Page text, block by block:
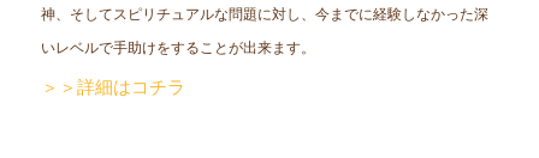
神、そしてスピリチュアルな問題に対し、今までに経験しなかった深
いレベルで手助けをすることが出来ます。
＞＞詳細はコチラ